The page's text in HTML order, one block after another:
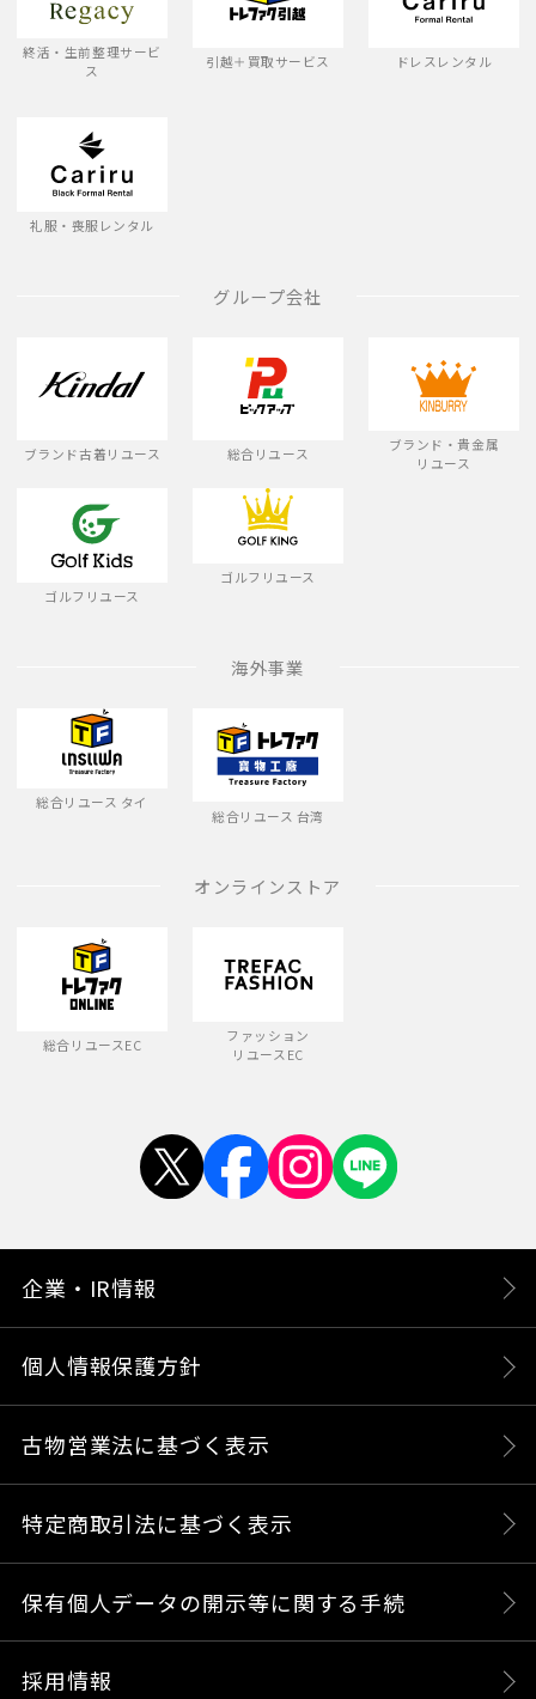
終活・生前整理サービ
ス
引越＋買取サービス ドレスレンタル
礼服・喪服レンタル
グループ会社
ブランド古着リユース 総合リユース
ブランド・貴金属
リユース
ゴルフリユース
ゴルフリユース
海外事業
総合リユース タイ
総合リユース 台湾
オンラインストア
総合リユースEC
ファッション
リユースEC
企業・IR情報
個人情報保護方針
古物営業法に基づく表示
特定商取引法に基づく表示
保有個人データの開示等に関する手続
採用情報